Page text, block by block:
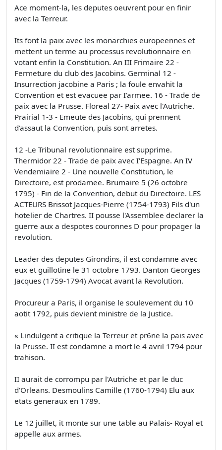
Ace moment-la, les deputes oeuvrent pour en finir
avec la Terreur.
Its font la paix avec les monarchies europeennes et
mettent un terme au processus revolutionnaire en
votant enfin la Constitution. An III Frimaire 22 -
Fermeture du club des Jacobins. Germinal 12 -
Insurrection jacobine a Paris ; la foule envahit la
Convention et est evacuee par I'armee. 16 - Trade de
paix avec la Prusse. Floreal 27- Paix avec l'Autriche.
Prairial 1-3 - Emeute des Jacobins, qui prennent
d'assaut la Convention, puis sont arretes.
12 -Le Tribunal revolutionnaire est supprime.
Thermidor 22 - Trade de paix avec I'Espagne. An IV
Vendemiaire 2 - Une nouvelle Constitution, le
Directoire, est prodamee. Brumaire 5 (26 octobre
1795) - Fin de la Convention, debut du Directoire. LES
ACTEURS Brissot Jacques-Pierre (1754-1793) Fils d'un
hotelier de Chartres. II pousse l'Assemblee declarer la
guerre aux a despotes couronnes D pour propager la
revolution.
Leader des deputes Girondins, il est condamne avec
eux et guillotine le 31 octobre 1793. Danton Georges
Jacques (1759-1794) Avocat avant la Revolution.
Procureur a Paris, il organise le soulevement du 10
aotit 1792, puis devient ministre de la Justice.
« Lindulgent a critique la Terreur et pr6ne la pais avec
la Prusse. II est condamne a mort le 4 avril 1794 pour
trahison.
II aurait de corrompu par l'Autriche et par le duc
d'Orleans. Desmoulins Camille (1760-1794) Elu aux
etats generaux en 1789.
Le 12 juillet, it monte sur une table au Palais- Royal et
appelle aux armes.